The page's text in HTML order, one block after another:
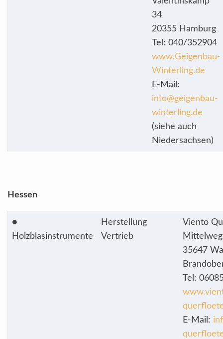
34
20355 Hamburg
Tel: 040/352904
www.Geigenbau-
Winterling.de
E-Mail:
info@geigenbau-
winterling.de
(siehe auch
Niedersachsen)
Hessen
●
Holzblasinstrumente
Herstellung
Vertrieb
Viento
35647
Tel:
E-Mail: